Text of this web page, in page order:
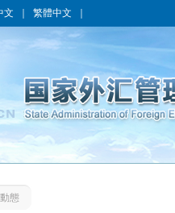
文 繁體中文
態